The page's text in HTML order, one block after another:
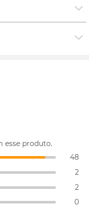
esse produto.
48
2
2
0